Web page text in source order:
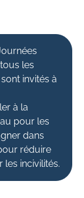
les
invités à
à la
pour les
dans
réduire
les incivilités.